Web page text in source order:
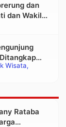
dan
dan Wakil
Wisata
Rataba